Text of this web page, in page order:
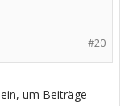
#20
um Beiträge